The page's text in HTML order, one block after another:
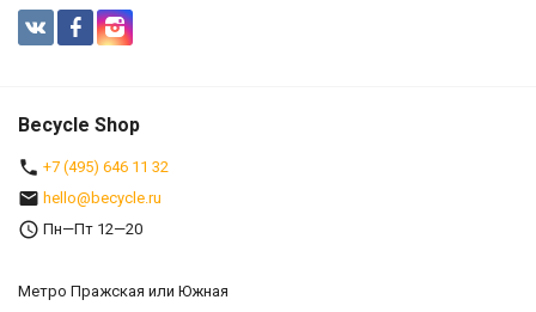
Becycle Shop
+7 (495) 646 11 32
hello@becycle.ru
Пн—Пт 12—20
Метро Пражская или Южная